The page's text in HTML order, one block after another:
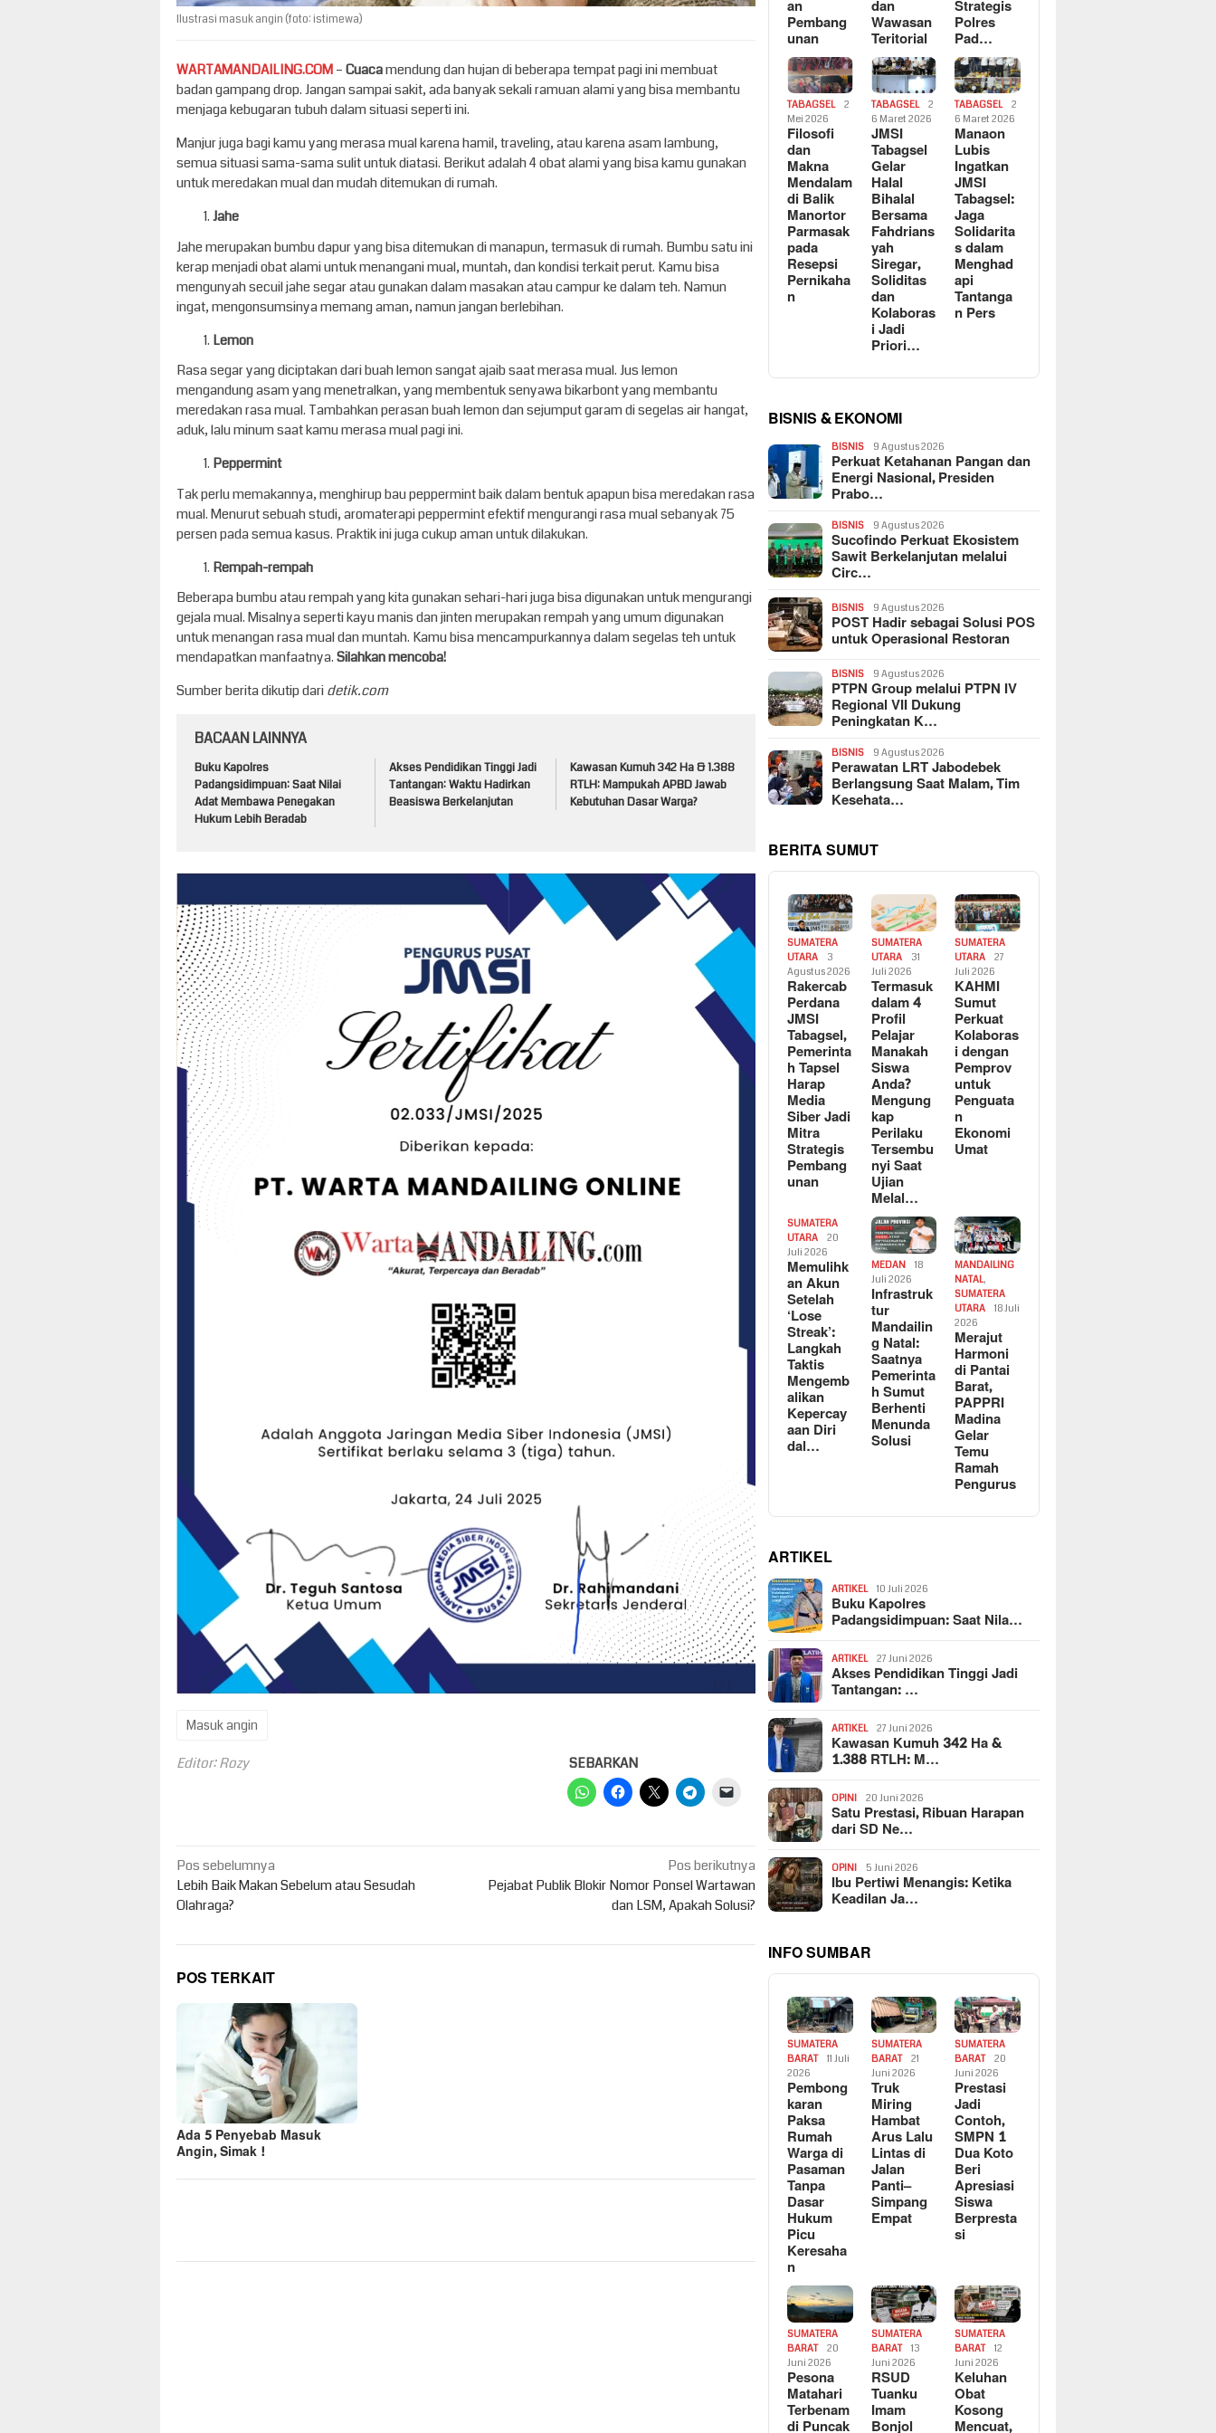
Ilustrasi masuk angin (foto: istimewa)
WARTAMANDAILING.COM–Cuacamendung dan hujan di beberapa tempat pagi ini membuat
badan gampang drop. Jangan sampai sakit, ada banyak sekali ramuan alami yang bisa membantu
menjaga kebugaran tubuh dalam situasi seperti ini.
Manjur juga bagi kamu yang merasa mual karena hamil, traveling, atau karena asam lambung,
semua situasi sama-sama sulit untuk diatasi. Berikut adalah 4 obat alami yang bisa kamu gunakan
untuk meredakan mual dan mudah ditemukan di rumah.
Jahe
Jahe merupakan bumbu dapur yang bisa ditemukan di manapun, termasuk di rumah. Bumbu satu ini
kerap menjadi obat alami untuk menangani mual, muntah, dan kondisi terkait perut. Kamu bisa
mengunyah secuil jahe segar atau gunakan dalam masakan atau campur ke dalam teh. Namun
ingat, mengonsumsinya memang aman, namun jangan berlebihan.
Lemon
Rasa segar yang diciptakan dari buah lemon sangat ajaib saat merasa mual. Jus lemon
mengandung asam yang menetralkan, yang membentuk senyawa bikarbont yang membantu
meredakan rasa mual. Tambahkan perasan buah lemon dan sejumput garam di segelas air hangat,
aduk, lalu minum saat kamu merasa mual pagi ini.
Peppermint
Tak perlu memakannya, menghirup bau peppermint baik dalam bentuk apapun bisa meredakan rasa
mual. Menurut sebuah studi, aromaterapi peppermint efektif mengurangi rasa mual sebanyak 75
persen pada semua kasus. Praktik ini juga cukup aman untuk dilakukan.
Rempah-rempah
Beberapa bumbu atau rempah yang kita gunakan sehari-hari juga bisa digunakan untuk mengurangi
gejala mual. Misalnya seperti kayu manis dan jinten merupakan rempah yang umum digunakan
untuk menangan rasa mual dan muntah. Kamu bisa mencampurkannya dalam segelas teh untuk
mendapatkan manfaatnya.Silahkan mencoba!
Sumber berita dikutip daridetik.com
BACAAN LAINNYA
Buku Kapolres
Padangsidimpuan: Saat Nilai
Adat Membawa Penegakan
Hukum Lebih Beradab
Akses Pendidikan Tinggi Jadi
Tantangan: Waktu Hadirkan
Beasiswa Berkelanjutan
Kawasan Kumuh 342 Ha & 1.388
RTLH: Mampukah APBD Jawab
Kebutuhan Dasar Warga?
Masuk angin
Editor: Rozy SEBARKAN
Navigasi
pos
Pos sebelumnya
Lebih Baik Makan Sebelum atau Sesudah
Olahraga?
Pos berikutnya
Pejabat Publik Blokir Nomor Ponsel Wartawan
dan LSM, Apakah Solusi?
POS TERKAIT
Ada 5 Penyebab Masuk
Angin, Simak !
an
Pembang
unan
dan
Wawasan
Teritorial
Strategis
Polres
Pad…
TABAGSEL
2
Mei 2026
Filosofi
dan
Makna
Mendalam
di Balik
Manortor
Parmasak
pada
Resepsi
Pernikaha
n
TABAGSEL
2
6 Maret 2026
JMSI
Tabagsel
Gelar
Halal
Bihalal
Bersama
Fahdrians
yah
Siregar,
Soliditas
dan
Kolaboras
i Jadi
Priori…
TABAGSEL
2
6 Maret 2026
Manaon
Lubis
Ingatkan
JMSI
Tabagsel:
Jaga
Solidarita
s dalam
Menghad
api
Tantanga
n Pers
BISNIS & EKONOMI
BISNIS 9 Agustus 2026
Perkuat Ketahanan Pangan dan
Energi Nasional, Presiden
Prabo…
BISNIS 9 Agustus 2026
Sucofindo Perkuat Ekosistem
Sawit Berkelanjutan melalui
Circ…
BISNIS 9 Agustus 2026
POST Hadir sebagai Solusi POS
untuk Operasional Restoran
BISNIS 9 Agustus 2026
PTPN Group melalui PTPN IV
Regional VII Dukung
Peningkatan K…
BISNIS 9 Agustus 2026
Perawatan LRT Jabodebek
Berlangsung Saat Malam, Tim
Kesehata…
BERITA SUMUT
SUMATERA
UTARA
3
Agustus 2026
Rakercab
Perdana
JMSI
Tabagsel,
Pemerinta
h Tapsel
Harap
Media
Siber Jadi
Mitra
Strategis
Pembang
unan
SUMATERA
UTARA
31
Juli 2026
Termasuk
dalam 4
Profil
Pelajar
Manakah
Siswa
Anda?
Mengung
kap
Perilaku
Tersembu
nyi Saat
Ujian
Melal…
SUMATERA
UTARA
27
Juli 2026
KAHMI
Sumut
Perkuat
Kolaboras
i dengan
Pemprov
untuk
Penguata
n
Ekonomi
Umat
SUMATERA
UTARA
20
Juli 2026
Memulihk
an Akun
Setelah
‘Lose
Streak’:
Langkah
Taktis
Mengemb
alikan
Kepercay
aan Diri
dal…
MEDAN
18
Juli 2026
Infrastruk
tur
Mandailin
g Natal:
Saatnya
Pemerinta
h Sumut
Berhenti
Menunda
Solusi
MANDAILING
NATAL,
SUMATERA
UTARA
18 Juli
2026
Merajut
Harmoni
di Pantai
Barat,
PAPPRI
Madina
Gelar
Temu
Ramah
Pengurus
ARTIKEL
ARTIKEL 10 Juli 2026
Buku Kapolres
Padangsidimpuan: Saat Nila…
ARTIKEL 27 Juni 2026
Akses Pendidikan Tinggi Jadi
Tantangan: …
ARTIKEL 27 Juni 2026
Kawasan Kumuh 342 Ha &
1.388 RTLH: M…
OPINI 20 Juni 2026
Satu Prestasi, Ribuan Harapan
dari SD Ne…
OPINI 5 Juni 2026
Ibu Pertiwi Menangis: Ketika
Keadilan Ja…
INFO SUMBAR
SUMATERA
BARAT
11 Juli
2026
Pembong
karan
Paksa
Rumah
Warga di
Pasaman
Tanpa
Dasar
Hukum
Picu
Keresaha
n
SUMATERA
BARAT
21
Juni 2026
Truk
Miring
Hambat
Arus Lalu
Lintas di
Jalan
Panti–
Simpang
Empat
SUMATERA
BARAT
20
Juni 2026
Prestasi
Jadi
Contoh,
SMPN 1
Dua Koto
Beri
Apresiasi
Siswa
Berpresta
si
SUMATERA
BARAT
20
Juni 2026
Pesona
Matahari
Terbenam
di Puncak
SUMATERA
BARAT
13
Juni 2026
RSUD
Tuanku
Imam
Bonjol
SUMATERA
BARAT
12
Juni 2026
Keluhan
Obat
Kosong
Mencuat,